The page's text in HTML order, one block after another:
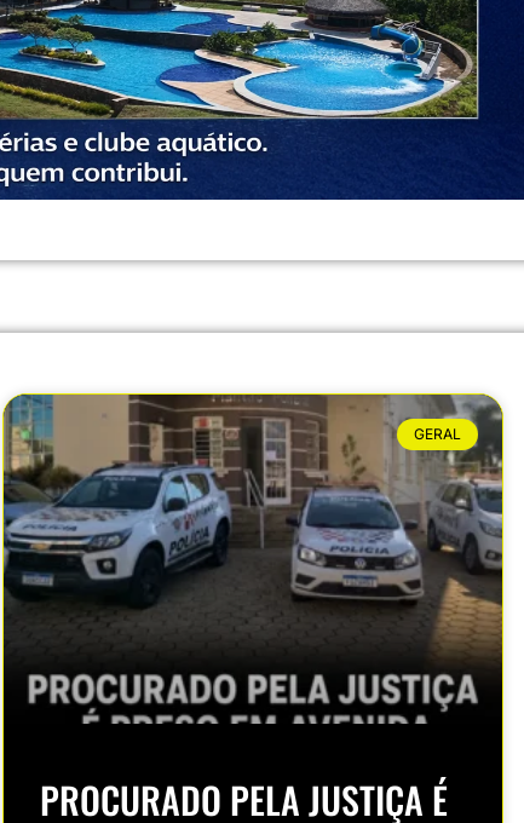
GERAL
PROCURADO PELA JUSTIÇA É